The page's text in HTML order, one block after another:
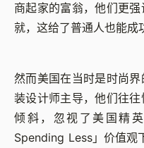
商起家的富翁，他们更
就，这给了普通人也能成
然而美国在当时是时尚
装设计师主导，他们往
倾斜，忽视了美国精
Spending Less」价值观